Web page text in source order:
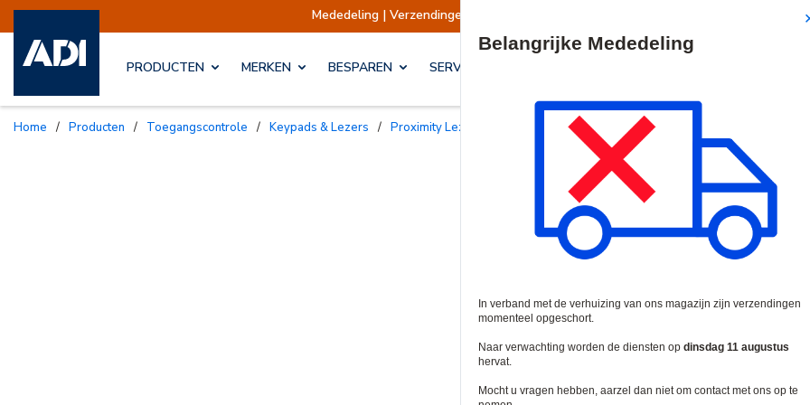
Mededeling | Verzendingen opgeschort Verzendingen worden op
PRODUCTEN MERKEN BESPAREN SERVICES & OPLOSSINGEN
Home / Producten / Toegangscontrole / Keypads & Lezers / Proximity Lezer